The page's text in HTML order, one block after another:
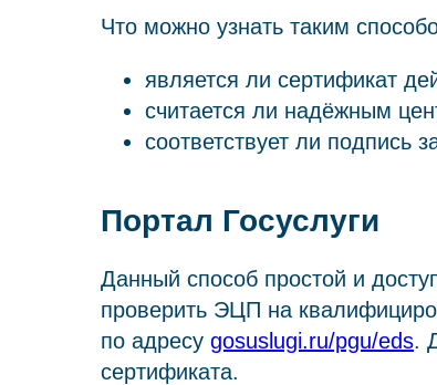
Что можно узнать таким
является ли сертификат
считается ли надёжным
соответствует ли подпись
Портал Госуслуги
Данный способ простой и
проверить ЭЦП на
по адресу gosuslugi.ru/pgu/eds.
сертификата.